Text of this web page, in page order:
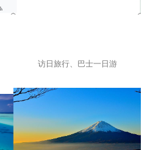
访日旅行、巴士一日游